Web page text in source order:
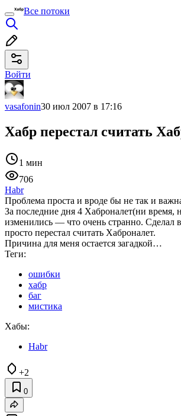
Все потоки
Войти
vasafonin30 июл 2007 в 17:16
Хабр перестал считать
1 мин
706
Habr
Проблема проста и вроде бы не так и
За последние дня 4 Хаброналет(ни время,
изменились — что очень странно. Сделал
просто перестал считать Хаброналет.
Причина для меня остается загадкой…
Теги:
ошибки
хабр
баг
мистика
Хабы:
Habr
+2
0